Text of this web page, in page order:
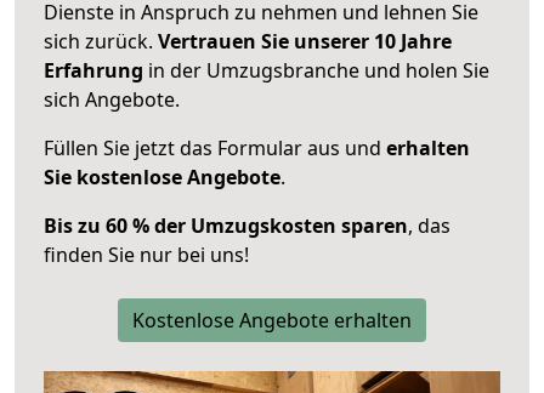
Dienste in Anspruch zu nehmen und lehnen Sie
sich zurück. Vertrauen Sie unserer 10 Jahre
Erfahrung in der Umzugsbranche und holen Sie
sich Angebote.
Füllen Sie jetzt das Formular aus und erhalten
Sie kostenlose Angebote.
Bis zu 60 % der Umzugskosten sparen, das
finden Sie nur bei uns!
Kostenlose Angebote erhalten